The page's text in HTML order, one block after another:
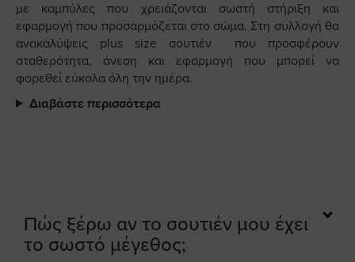
με καμπύλες που χρειάζονται σωστή στήριξη και
εφαρμογή που προσαρμόζεται στο σώμα. Στη συλλογή θα
ανακαλύψεις plus size σουτιέν που προσφέρουν
σταθερότητα, άνεση και εφαρμογή που μπορεί να
φορεθεί εύκολα όλη την ημέρα.
Διαβάστε περισσότερα
Πώς ξέρω αν το σουτιέν μου έχει
το σωστό μέγεθος;